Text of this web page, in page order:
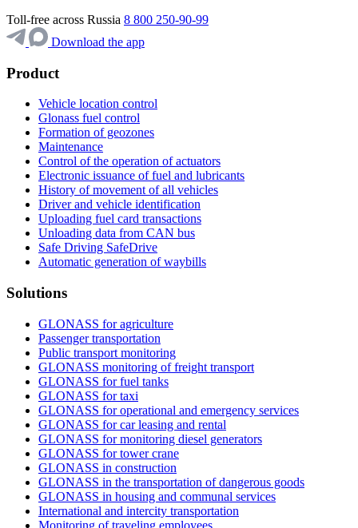
Toll-free across Russia 8 800 250-90-99
Download the app
Product
Vehicle location control
Glonass fuel control
Formation of geozones
Maintenance
Control of the operation of actuators
Electronic issuance of fuel and lubricants
History of movement of all vehicles
Driver and vehicle identification
Uploading fuel card transactions
Unloading data from CAN bus
Safe Driving SafeDrive
Automatic generation of waybills
Solutions
GLONASS for agriculture
Passenger transportation
Public transport monitoring
GLONASS monitoring of freight transport
GLONASS for fuel tanks
GLONASS for taxi
GLONASS for operational and emergency services
GLONASS for car leasing and rental
GLONASS for monitoring diesel generators
GLONASS for tower crane
GLONASS in construction
GLONASS in the transportation of dangerous goods
GLONASS in housing and communal services
International and intercity transportation
Monitoring of traveling employees